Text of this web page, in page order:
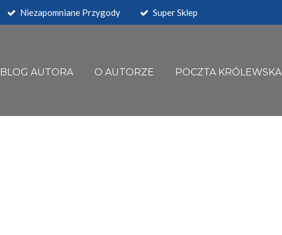
Niezapomniane Przygody Super Sklep
BLOG AUTORA O AUTORZE POCZTA KRÓLEWSKA